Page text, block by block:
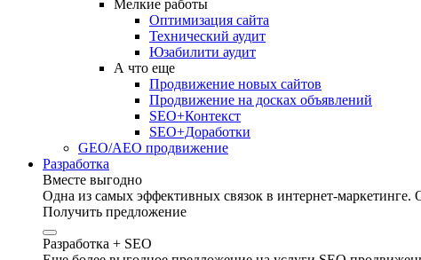
Мелкие работы
Оптимизация сайта
Технический аудит
Юзабилити аудит
А что еще
Продвижение новых сайтов
Продвижение на досках объявлений
SEO+Контекст
SEO+Доработки
GEO/AEO продвижение
Разработка
Вместе выгодно
Одна из самых эффективных связок в интернет-маркетинге.
Получить предложение
Разработка + SEO